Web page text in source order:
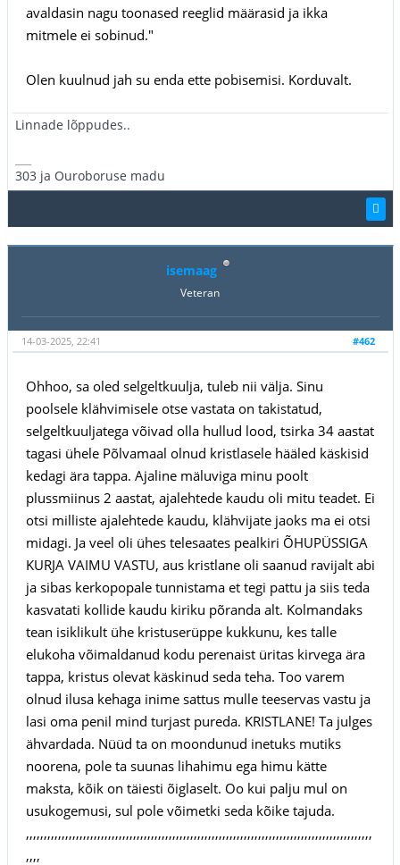
avaldasin nagu toonased reeglid määrasid ja ikka
mitmele ei sobinud."
Olen kuulnud jah su enda ette pobisemisi. Korduvalt.
Linnade lõppudes..
303 ja Ouroboruse madu
isemaag
Veteran
#462
14-03-2025, 22:41
Ohhoo, sa oled selgeltkuulja, tuleb nii välja. Sinu
poolsele klähvimisele otse vastata on takistatud,
selgeltkuuljatega võivad olla hullud lood, tsirka 34 aastat
tagasi ühele Põlvamaal olnud kristlasele hääled käskisid
kedagi ära tappa. Ajaline mäluviga minu poolt
plussmiinus 2 aastat, ajalehtede kaudu oli mitu teadet. Ei
otsi milliste ajalehtede kaudu, klähvijate jaoks ma ei otsi
midagi. Ja veel oli ühes telesaates pealkiri ÕHUPÜSSIGA
KURJA VAIMU VASTU, aus kristlane oli saanud ravijalt abi
ja sibas kerkopopale tunnistama et tegi pattu ja siis teda
kasvatati kollide kaudu kiriku põranda alt. Kolmandaks
tean isiklikult ühe kristuserüppe kukkunu, kes talle
elukoha võimaldanud kodu perenaist üritas kirvega ära
tappa, kristus olevat käskinud seda teha. Too varem
olnud ilusa kehaga inime sattus mulle teeservas vastu ja
lasi oma penil mind turjast pureda. KRISTLANE! Ta julges
ähvardada. Nüüd ta on moondunud inetuks mutiks
noorena, pole ta suunas lihahimu ega himu kätte
maksta, kõik on täiesti õiglaselt. Oo kui palju mul on
usukogemusi, sul pole võimetki seda kõike tajuda.
,,,,,,,,,,,,,,,,,,,,,,,,,,,,,,,,,,,,,,,,,,,,,,,,,,,,,,,,,,,,,,,,,,,,,,,,,,,,,,,,,,,,,,,,,,,,,,,,,
,,,,